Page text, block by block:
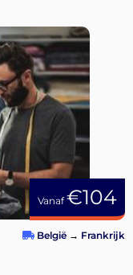
Vanaf€104
België → Frankrijk